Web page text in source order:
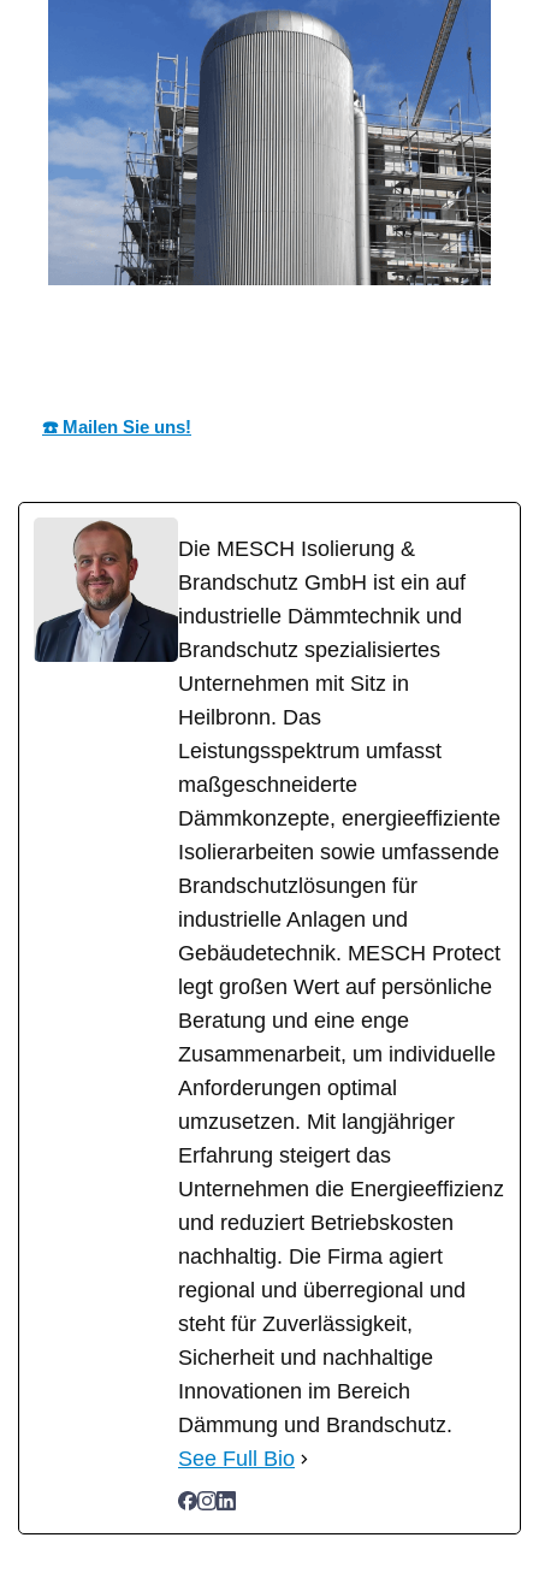
☎️ Mailen Sie uns!
Die MESCH Isolierung &
Brandschutz GmbH ist ein auf
industrielle Dämmtechnik und
Brandschutz spezialisiertes
Unternehmen mit Sitz in
Heilbronn. Das
Leistungsspektrum umfasst
maßgeschneiderte
Dämmkonzepte, energieeffiziente
Isolierarbeiten sowie umfassende
Brandschutzlösungen für
industrielle Anlagen und
Gebäudetechnik. MESCH Protect
legt großen Wert auf persönliche
Beratung und eine enge
Zusammenarbeit, um individuelle
Anforderungen optimal
umzusetzen. Mit langjähriger
Erfahrung steigert das
Unternehmen die Energieeffizienz
und reduziert Betriebskosten
nachhaltig. Die Firma agiert
regional und überregional und
steht für Zuverlässigkeit,
Sicherheit und nachhaltige
Innovationen im Bereich
Dämmung und Brandschutz.
See Full Bio